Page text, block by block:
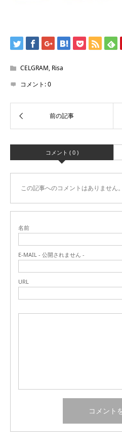
CELGRAM, Risa
コメント:0
コメント ( 0 )
この記事へのコメントはありません。
名前
E-MAIL - 公開されません -
URL